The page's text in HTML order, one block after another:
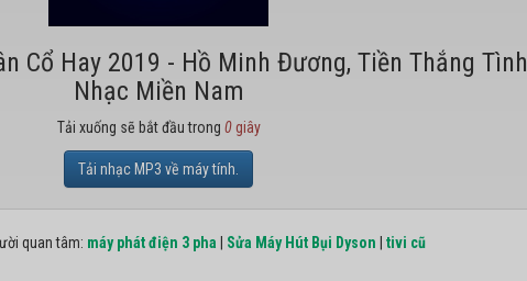
Cổ Hay 2019 - Hồ Minh Đương, Tiền Thắng Tình
Nhạc Miền Nam
Tải xuống sẽ bắt đầu trong 0giây
Tải nhạc MP3 về máy tính.
quan tâm: máy phát điện 3 pha Sửa Máy Hút Bụi Dyson tivi cũ